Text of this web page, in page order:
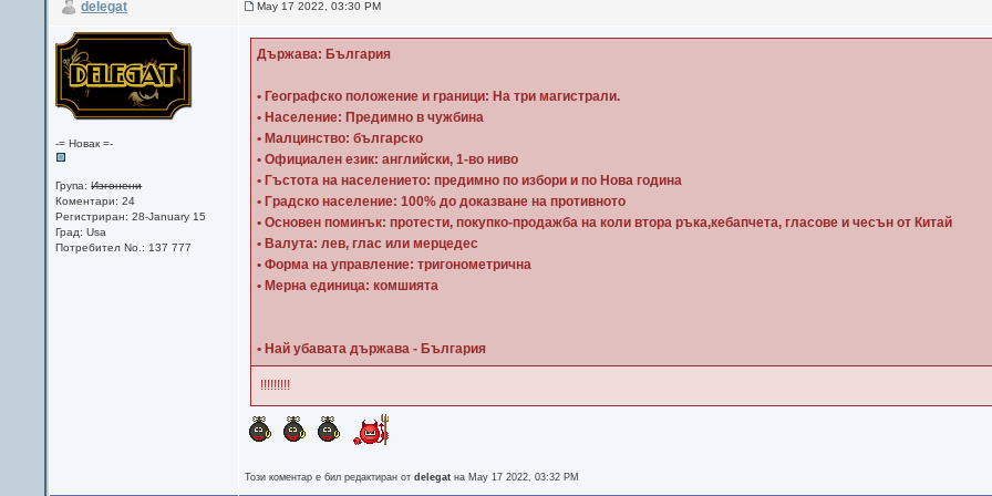
delegat May 17 2022, 03:30 PM
-= Новак =-
Група:Изгонени
Коментари: 24
Регистриран: 28-January 15
Град: Usa
Потребител No.: 137 777
Държава: България
• Географско положение и граници: На три магистрали.
• Население: Предимно в чужбина
• Малцинство: българско
• Официален език: английски, 1-во ниво
• Гъстота на населението: предимно по избори и по Нова година
• Градско население: 100% до доказване на противното
• Основен поминък: протести, покупко-продажба на коли втора ръка,кебапчета, гласове и чесън от Китай
• Валута: лев, глас или мерцедес
• Форма на управление: тригонометрична
• Мерна единица: комшията
• Най убавата държава - България
!!!!!!!!!
Този коментар е бил редактиран отdelegat на May 17 2022, 03:32 PM